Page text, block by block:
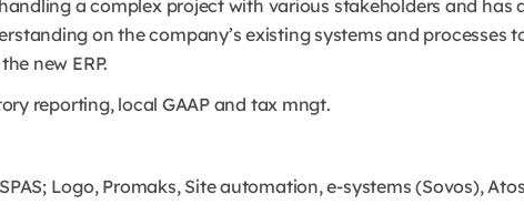
a complex project with various stakeholders and has
on the company’s existing systems and processes
new ERP.
reporting, local GAAP and tax mngt.
Logo, Promaks, Site automation, e-systems (Sovos), Atos